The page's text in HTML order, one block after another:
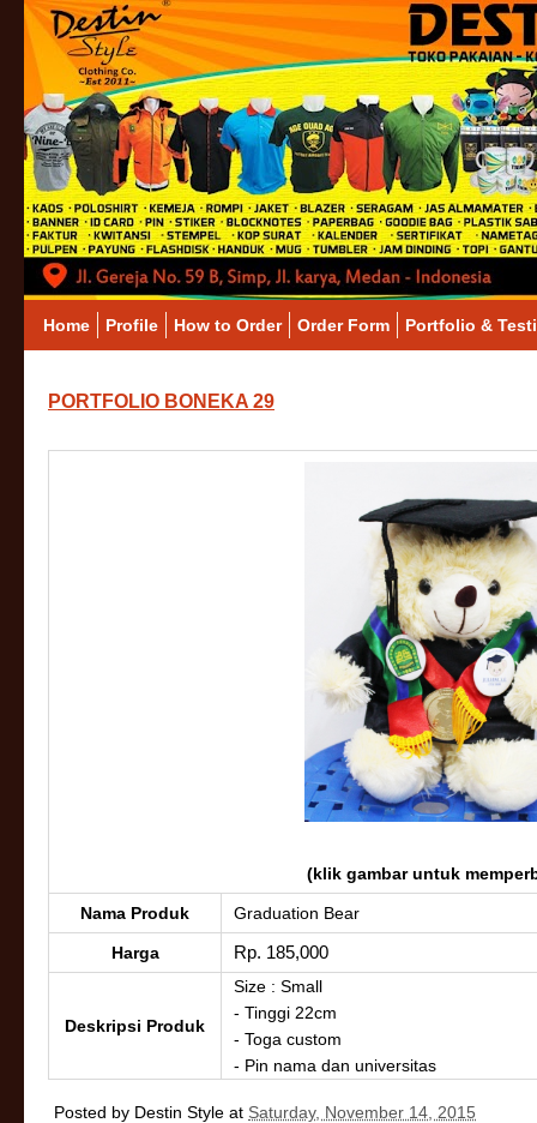
Home Profile How to Order Order Form Portfolio &
PORTFOLIO BONEKA 29
(klik gambar untuk
Nama Produk Graduation Bear
Harga Rp. 185,000
Deskripsi Produk
Size : Small
- Tinggi 22cm
- Toga custom
- Pin nama dan universitas
Posted by Destin Style at Saturday, November 14, 2015